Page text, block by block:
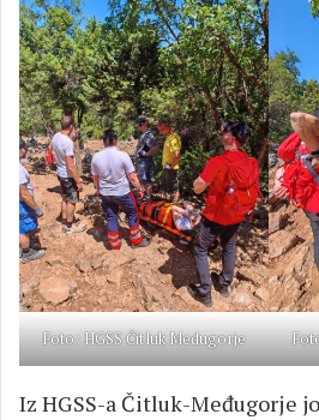
Foto: HGSS Čitluk Međugorje
Iz HGSS-a Čitluk-Međugorje